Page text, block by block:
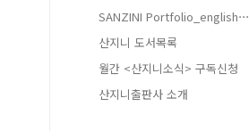
SANZINI Portfolio_english⋯
산지니 도서목록
월간 <산지니소식> 구독신청
산지니출판사 소개